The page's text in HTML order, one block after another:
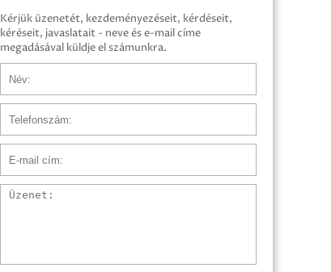
Kérjük üzenetét, kezdeményezéseit, kérdéseit,
kéréseit, javaslatait - neve és e-mail címe
megadásával küldje el számunkra.
Üzenet